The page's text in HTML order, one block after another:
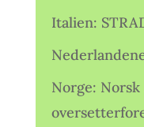
Italien:
Norge: